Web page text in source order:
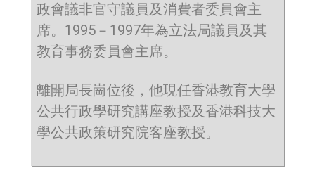
政會議非官守議員及消費者委員會主
席。1995－1997年為立法局議員及其
教育事務委員會主席。
離開局長崗位後，他現任香港教育大學
公共行政學研究講座教授及香港科技大
學公共政策研究院客座教授。